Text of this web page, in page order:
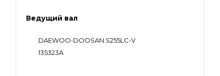
Ведущий вал
DAEWOO-DOOSAN S255LC-V
135323A